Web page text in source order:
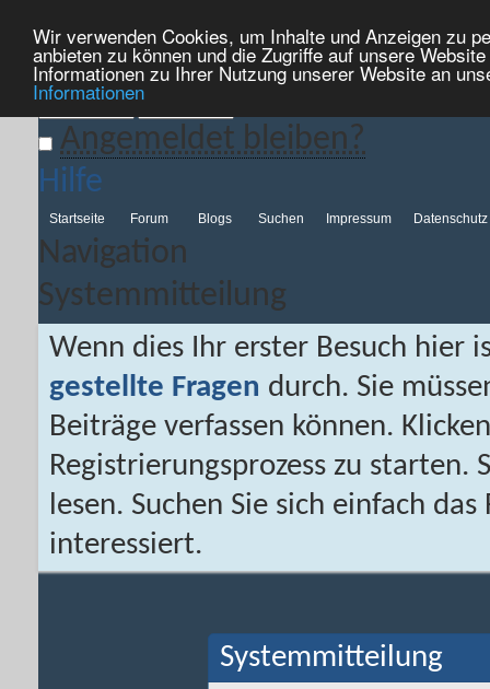
Wir verwenden Cookies, um Inhalte und Anzeigen zu
anbieten zu können und die Zugriffe auf unsere
Informationen zu Ihrer Nutzung unserer Website an
Informationen
Angemeldet bleiben?
Hilfe
Startseite Forum
Hilfe Kalender Aktionen Nützliche Links Neues...
Blogs Suchen Impressum Datenschutz
Navigation
Systemmitteilung
Wenn dies Ihr erster Besuch hier
gestellte Fragen durch. Sie
Beiträge verfassen können.
Registrierungsprozess zu starten.
lesen. Suchen Sie sich einfach
interessiert.
Systemmitteilung